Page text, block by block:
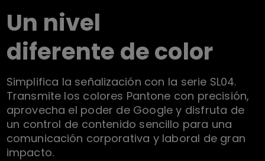
Un nivel
diferente de color
Simplifica la señalización con la serie SL04.
Transmite los colores Pantone con precisión,
aprovecha el poder de Google y disfruta de
un control de contenido sencillo para una
comunicación corporativa y laboral de gran
impacto.